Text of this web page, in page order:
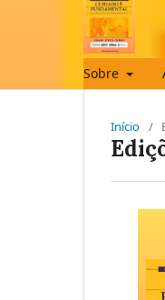
Sobre
Início /